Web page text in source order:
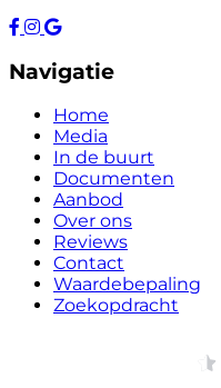
Navigatie
Home
Media
In de buurt
Documenten
Aanbod
Over ons
Reviews
Contact
Waardebepaling
Zoekopdracht